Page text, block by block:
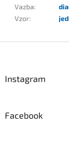
Vazba:
Vzor:
Instagram
Facebook